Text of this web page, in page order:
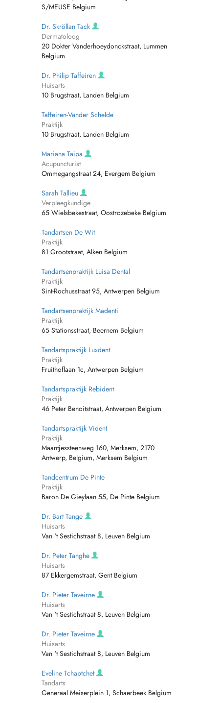
S/MEUSE Belgium
Dr. Skröllan Tack
Dermatoloog
20 Dokter Vanderhoeydonckstraat, Lummen
Belgium
Dr. Philip Taffeiren
Huisarts
10 Brugstraat, Landen Belgium
Taffeiren-Vander Schelde
Praktijk
10 Brugstraat, Landen Belgium
Mariana Taipa
Acupuncturist
Ommegangstraat 24, Evergem Belgium
Sarah Tallieu
Verpleegkundige
65 Wielsbekestraat, Oostrozebeke Belgium
Tandartsen De Wit
Praktijk
81 Grootstraat, Alken Belgium
Tandartsenpraktijk Luisa Dental
Praktijk
Sint-Rochusstraat 95, Antwerpen Belgium
Tandartsenpraktijk Madenti
Praktijk
65 Stationsstraat, Beernem Belgium
Tandartspraktijk Luxdent
Praktijk
Fruithoflaan 1c, Antwerpen Belgium
Tandartspraktijk Rebident
Praktijk
46 Peter Benoitstraat, Antwerpen Belgium
Tandartspraktijk Vident
Praktijk
Maantjessteenweg 160, Merksem, 2170
Antwerp, Belgium, Merksem Belgium
Tandcentrum De Pinte
Praktijk
Baron De Gieylaan 55, De Pinte Belgium
Dr. Bart Tange
Huisarts
Van 't Sestichstraat 8, Leuven Belgium
Dr. Peter Tanghe
Huisarts
87 Ekkergemstraat, Gent Belgium
Dr. Pieter Taveirne
Huisarts
Van 't Sestichstraat 8, Leuven Belgium
Dr. Pieter Taveirne
Huisarts
Van 't Sestichstraat 8, Leuven Belgium
Eveline Tchaptchet
Tandarts
Generaal Meiserplein 1, Schaerbeek Belgium